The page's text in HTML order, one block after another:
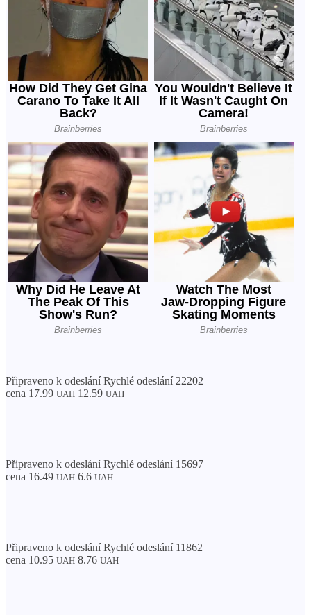
Připraveno k odeslání Rychlé odeslání 22202
cena 17.99 UAH 12.59 UAH
Připraveno k odeslání Rychlé odeslání 15697
cena 16.49 UAH 6.6 UAH
Připraveno k odeslání Rychlé odeslání 11862
cena 10.95 UAH 8.76 UAH